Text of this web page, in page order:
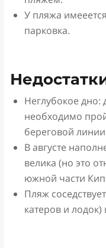
У пляжа
парковка.
Неглубокое дно:
необходимо
береговой
В августе
велика (но это
южной части
Пляж
катеров и